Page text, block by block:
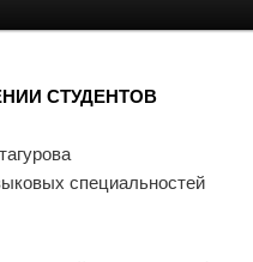
СТУДЕНТОВ
специальностей